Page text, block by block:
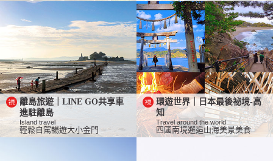
離島旅遊｜LINE GO共享車
進駐離島
Island travel
輕鬆自駕暢遊大小金門
環遊世界｜日本最後祕境-高
知
Travel around the world
四國南境邂逅山海美景美食